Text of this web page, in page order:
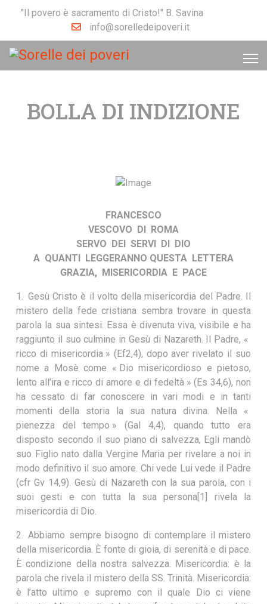
"Il povero è sacramento di Cristo!" B. Savina
info@sorelledeipoveri.it
BOLLA DI INDIZIONE
FRANCESCO
VESCOVO DI ROMA
SERVO DEI SERVI DI DIO
A QUANTI LEGGERANNO QUESTA LETTERA
GRAZIA, MISERICORDIA E PACE
1. Gesù Cristo è il volto della misericordia del Padre. Il
mistero della fede cristiana sembra trovare in questa
parola la sua sintesi. Essa è divenuta viva, visibile e ha
raggiunto il suo culmine in Gesù di Nazareth. Il Padre, «
ricco di misericordia » (Ef2,4), dopo aver rivelato il suo
nome a Mosè come « Dio misericordioso e pietoso,
lento all’ira e ricco di amore e di fedeltà » (Es 34,6), non
ha cessato di far conoscere in vari modi e in tanti
momenti della storia la sua natura divina. Nella «
pienezza del tempo » (Gal 4,4), quando tutto era
disposto secondo il suo piano di salvezza, Egli mandò
suo Figlio nato dalla Vergine Maria per rivelare a noi in
modo definitivo il suo amore. Chi vede Lui vede il Padre
(cfr Gv 14,9). Gesù di Nazareth con la sua parola, con i
suoi gesti e con tutta la sua persona[1] rivela la
misericordia di Dio.
2. Abbiamo sempre bisogno di contemplare il mistero
della misericordia. È fonte di gioia, di serenità e di pace.
È condizione della nostra salvezza. Misericordia: è la
parola che rivela il mistero della SS. Trinità. Misericordia:
è l’atto ultimo e supremo con il quale Dio ci viene